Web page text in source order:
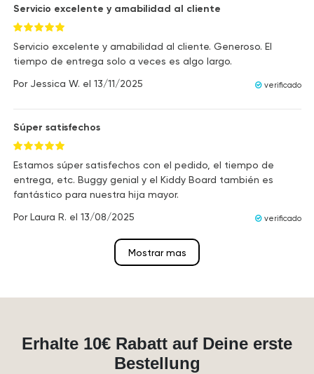
Servicio excelente y amabilidad al cliente
Servicio excelente y amabilidad al cliente. Generoso. El
tiempo de entrega solo a veces es algo largo.
Por Jessica W. el 13/11/2025 verificado
Súper satisfechos
Estamos súper satisfechos con el pedido, el tiempo de
entrega, etc. Buggy genial y el Kiddy Board también es
fantástico para nuestra hija mayor.
PorLaura R. el 13/08/2025 verificado
Mostrar mas
Erhalte 10€ Rabatt auf Deine erste
Bestellung